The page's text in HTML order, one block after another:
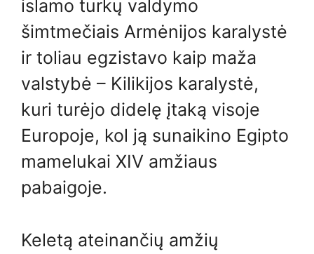
islamo turkų valdymo
šimtmečiais Armėnijos karalystė
ir toliau egzistavo kaip maža
valstybė – Kilikijos karalystė,
kuri turėjo didelę įtaką visoje
Europoje, kol ją sunaikino Egipto
mamelukai XIV amžiaus
pabaigoje.
Keletą ateinančių amžių